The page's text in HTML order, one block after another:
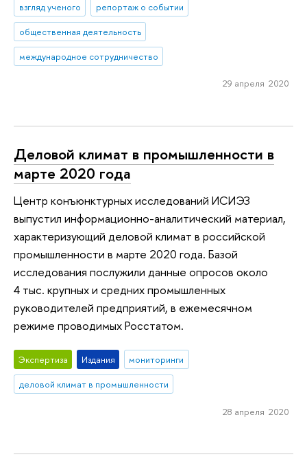
взгляд ученого
репортаж о событии
общественная деятельность
международное сотрудничество
29 апреля 2020
Деловой климат в промышленности в
марте 2020 года
Центр конъюнктурных исследований ИСИЭЗ
выпустил информационно-аналитический материал,
характеризующий деловой климат в российской
промышленности в марте 2020 года. Базой
исследования послужили данные опросов около
4 тыс. крупных и средних промышленных
руководителей предприятий, в ежемесячном
режиме проводимых Росстатом.
Экспертиза Издания
мониторинги
деловой климат в промышленности
28 апреля 2020